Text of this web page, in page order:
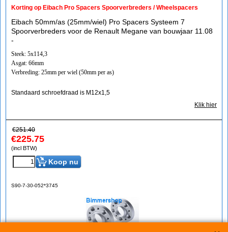
Korting op Eibach Pro Spacers Spoorverbreders / Wheelspacers
Eibach 50mm/as (25mm/wiel) Pro Spacers Systeem 7
Spoorverbreders voor de Renault Megane van bouwjaar 11.08
-
Steek: 5x114,3
Asgat: 66mm
Verbreding: 25mm per wiel (50mm per as)
Standaard schroefdraad is M12x1,5
Klik hier
€251.40
€225.75
(incl BTW)
Koop nu
S90-7-30-052*3745